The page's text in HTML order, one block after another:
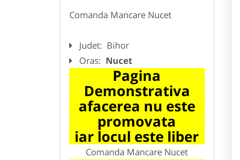
Comanda Mancare Nucet
Judet: Bihor
Oras: Nucet
Pagina
Demonstrativa
afacerea nu este
promovata
iar locul este liber
Comanda Mancare Nucet